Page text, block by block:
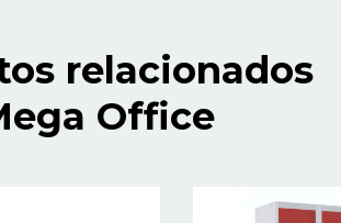
relacionados
Office